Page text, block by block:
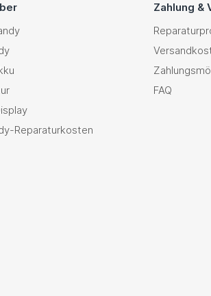
Reparaturkosten
Zahlung &
FAQ